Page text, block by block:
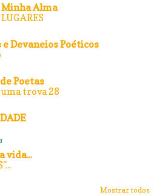
Minha Alma
Devaneios Poéticos
Poetas
trova 28
vida...
Mostrar todos